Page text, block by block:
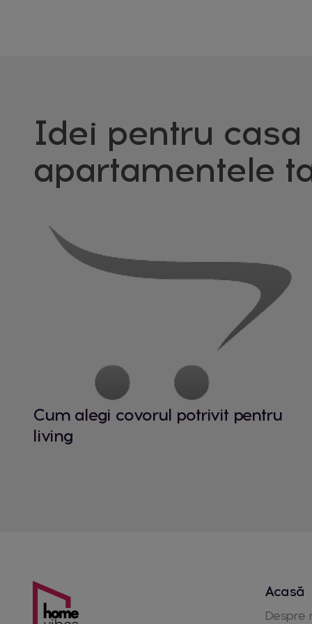
Idei pentru casa
apartamentele
Cum alegi covorul potrivit pentru
living
Acasă
Despre